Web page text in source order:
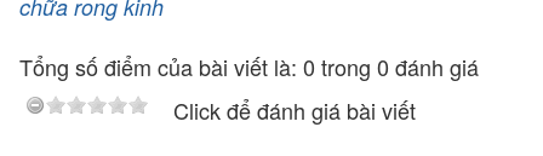
chữa rong kinh
Tổng số điểm của bài viết là: 0 trong 0 đánh giá
Click để đánh giá bài viết